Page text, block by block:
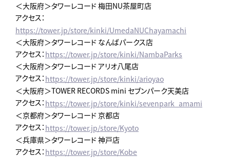
＜大阪府＞タワーレコード 梅田NU茶屋町店
アクセス：
https://tower.jp/store/kinki/UmedaNUChayamachi
＜大阪府＞タワーレコード なんばパークス店
アクセス： https://tower.jp/store/kinki/NambaParks
＜大阪府＞タワーレコード アリオ八尾店
アクセス： https://tower.jp/store/kinki/arioyao
＜大阪府＞TOWER RECORDS mini セブンパーク天美店
アクセス： https://tower.jp/store/kinki/sevenpark_amami
＜京都府＞タワーレコード 京都店
アクセス： https://tower.jp/store/Kyoto
＜兵庫県＞タワーレコード 神戸店
アクセス： https://tower.jp/store/Kobe